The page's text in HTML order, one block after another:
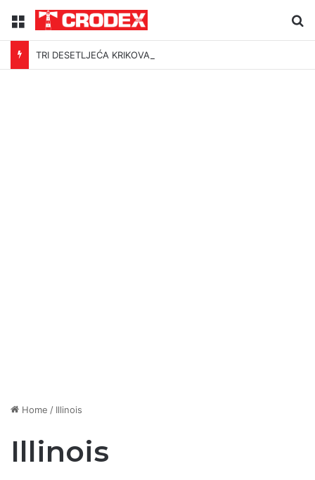
Menu
TRI DESETLJEĆA KRIKOVA OČAJNIKA
Home / Illinois
Illinois